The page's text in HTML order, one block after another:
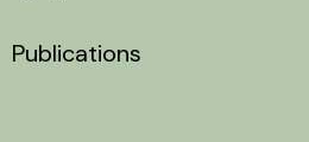
Publications